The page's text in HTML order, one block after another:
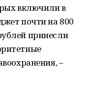
включили в
почти на 800
принесли
–